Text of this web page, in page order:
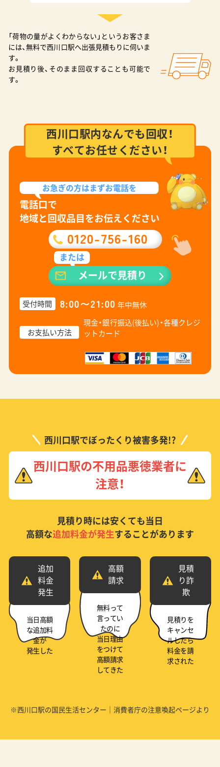
「荷物の量がよくわからない」というお客さま
には、無料で西川口駅へ出張見積もりに伺いま
す。
お見積り後、そのまま回収することも可能で
す。
西川口駅内なんでも回収！
すべてお任せください！
お急ぎの方はまずお電話を
電話口で
地域と回収品目をお伝えください
0120-756-160
または
メールで見積り
受付時間 8:00〜21:00 年中無休
お支払い方法
現金・銀行振込(後払い)・各種クレジ
ットカード
西川口駅でぼったくり被害多発!?
西川口駅の不用品悪徳業者に
注意！
見積り時には安くても当日
高額な追加料金が発生することがあります
追加
料金
発生
当日高額
な追加料
金が
発生した
高額
請求
無料って
言ってい
たのに
当日理由
をつけて
高額請求
してきた
見積
り詐
欺
見積りを
キャンセ
ルしたら
料金を請
求された
※西川口駅の国民生活センター｜消費者庁の注意喚起ページより